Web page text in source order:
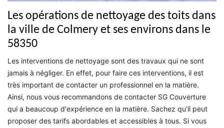
Les opérations de nettoyage des toits dans
la ville de Colmery et ses environs dans le
58350
Les interventions de nettoyage sont des travaux qui ne sont
jamais à négliger. En effet, pour faire ces interventions, il est
très important de contacter un professionnel en la matière.
Ainsi, nous vous recommandons de contacter SG Couverture
qui a beaucoup d'expérience en la matière. Sachez qu'il peut
proposer des tarifs abordables et accessibles à tous. Si vous